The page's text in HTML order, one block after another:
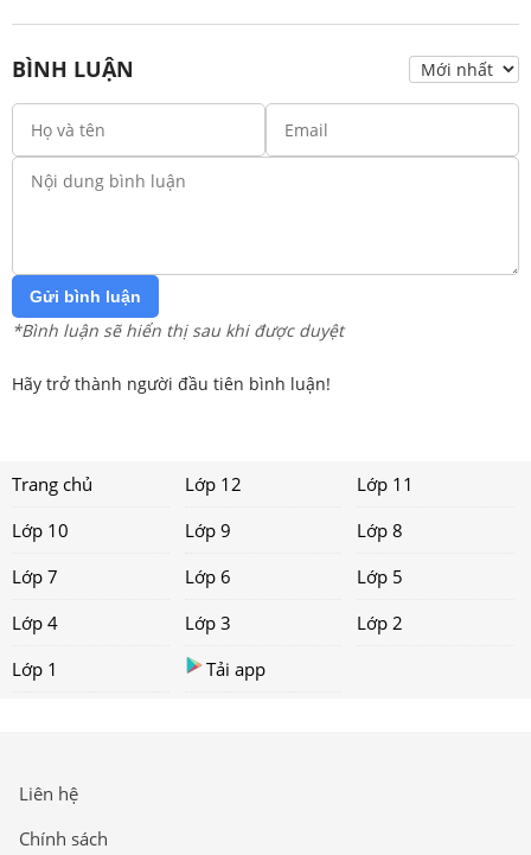
BÌNH LUẬN
Gửi bình luận
*Bình luận sẽ hiển thị sau khi được duyệt
Hãy trở thành người đầu tiên bình luận!
Trang chủ Lớp 12
Lớp 11
Lớp 10
Lớp 9
Lớp 8
Lớp 7
Lớp 6
Lớp 5
Lớp 4
Lớp 3
Lớp 2
Lớp 1
Tải app
Liên hệ
Chính sách